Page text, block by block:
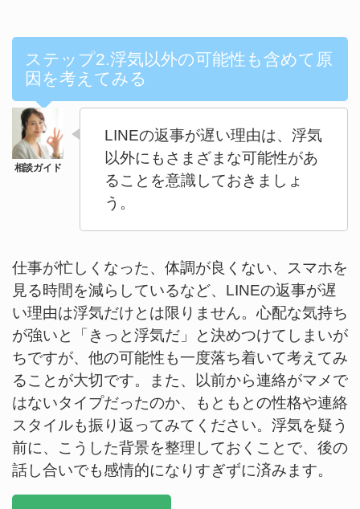
ステップ2.浮気以外の可能性も含めて原
因を考えてみる
LINEの返事が遅い理由は、浮気
以外にもさまざまな可能性があ
ることを意識しておきましょ
う。
仕事が忙しくなった、体調が良くない、スマホを
見る時間を減らしているなど、LINEの返事が遅
い理由は浮気だけとは限りません。心配な気持ち
が強いと「きっと浮気だ」と決めつけてしまいが
ちですが、他の可能性も一度落ち着いて考えてみ
ることが大切です。また、以前から連絡がマメで
はないタイプだったのか、もともとの性格や連絡
スタイルも振り返ってみてください。浮気を疑う
前に、こうした背景を整理しておくことで、後の
話し合いでも感情的になりすぎずに済みます。